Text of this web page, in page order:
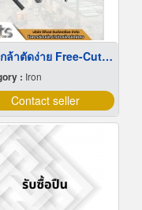
เหล็กกล้าตัดง่าย Free-Cutting Steel 易切削钢
: Iron
Contact seller